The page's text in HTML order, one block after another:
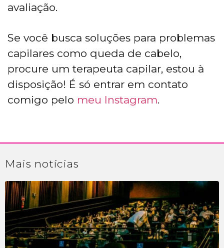
avaliação.
Se você busca soluções para problemas
capilares como queda de cabelo,
procure um terapeuta capilar, estou à
disposição! É só entrar em contato
comigo pelo meu Instagram.
Mais notícias